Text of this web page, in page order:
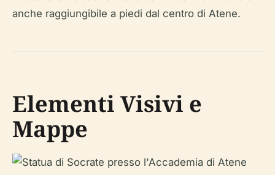
anche raggiungibile a piedi dal centro di Atene.
Elementi Visivi e
Mappe